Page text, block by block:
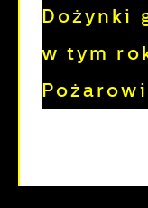
Dożynki
w tym